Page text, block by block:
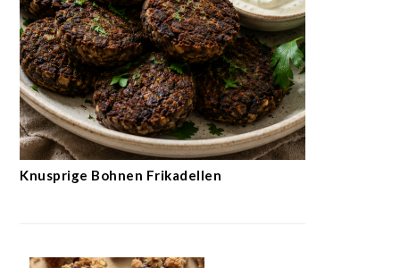
Knusprige Bohnen Frikadellen